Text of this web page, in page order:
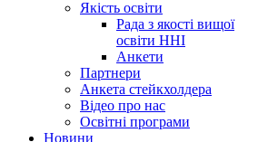
Якість освіти
Рада з якості вищої
освіти ННІ
Анкети
Партнери
Анкета стейкхолдера
Відео про нас
Освітні програми
Hовини